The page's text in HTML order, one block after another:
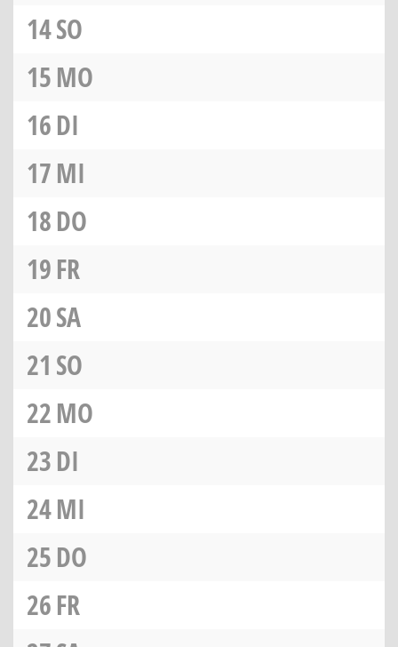
14SO
15MO
16DI
17MI
18DO
19FR
20SA
21 SO
22MO
23DI
24MI
25DO
26FR